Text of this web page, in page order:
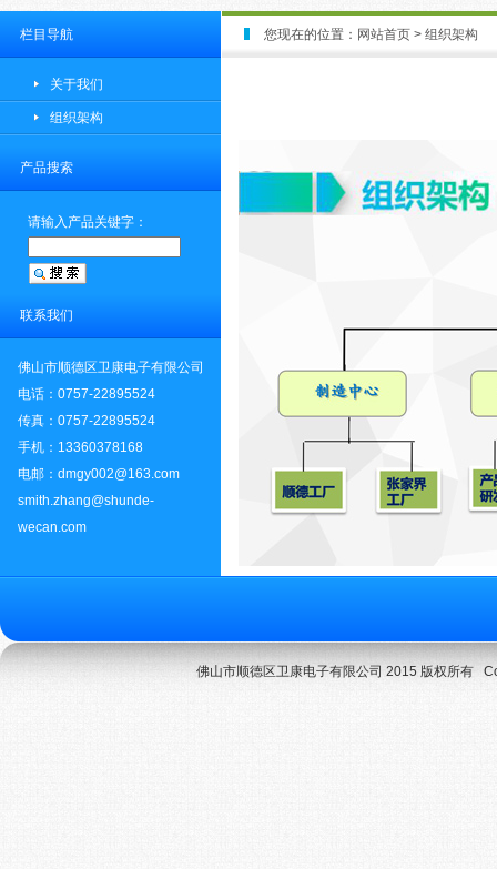
栏目导航
关于我们
组织架构
产品搜索
请输入产品关键字：
联系我们
佛山市顺德区卫康电子有限公司
电话：0757-22895524
传真：0757-22895524
手机：13360378168
电邮：dmgy002@163.com
smith.zhang@shunde-
wecan.com
您现在的位置： 网站首页 > 组织架构
佛山市顺德区卫康电子有限公司 2015 版权所有